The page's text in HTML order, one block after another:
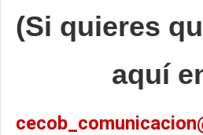
(Si quieres
aquí